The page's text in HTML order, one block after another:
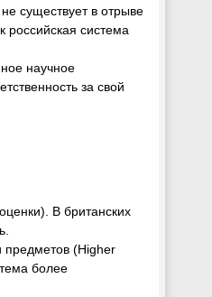
существует в отрыве
система
научное
за свой
В британских
предметов (Higher
более